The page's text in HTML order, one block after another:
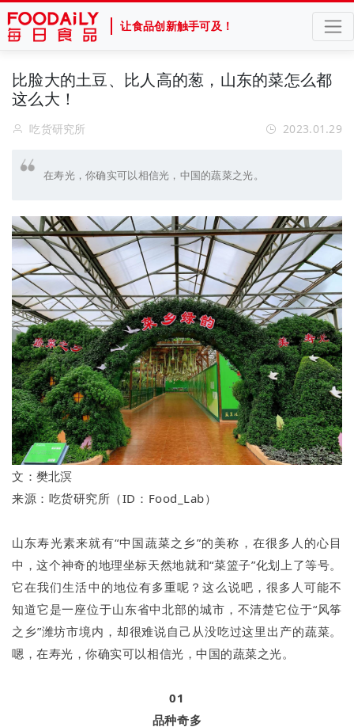
让食品创新触手可及！
比脸大的土豆、比人高的葱，山东的菜怎么都
这么大！
吃货研究所 2023.01.29
在寿光，你确实可以相信光，中国的蔬菜之光。
文：樊北溟
来源：吃货研究所（ID：Food_Lab）
山东寿光素来就有“中国蔬菜之乡”的美称，在很多人的心目
中，这个神奇的地理坐标天然地就和“菜篮子”化划上了等号。
它在我们生活中的地位有多重呢？这么说吧，很多人可能不
知道它是一座位于山东省中北部的城市，不清楚它位于“风筝
之乡”潍坊市境内，却很难说自己从没吃过这里出产的蔬菜。
嗯，在寿光，你确实可以相信光，中国的蔬菜之光。
01
品种奇多